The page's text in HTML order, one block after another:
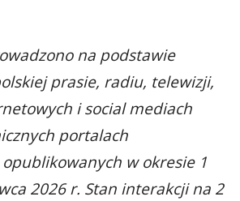
na podstawie
prasie, radiu, telewizji,
i social mediach
portalach
w okresie 1
2026 r. Stan interakcji na 2